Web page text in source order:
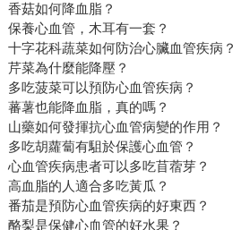
香菇如何降血脂？
保養心血管，木耳有一套？
十字花科蔬菜如何防治心臟血管疾病？
芹菜為什麼能降壓？
多吃菠菜可以預防心血管疾病？
蕃薯也能降血脂，真的嗎？
山藥如何發揮抗心血管病變的作用？
多吃胡蘿蔔有駔於保護心血管？
心血管疾病患者可以多吃苜蓿芽？
高血脂的人適合多吃黃瓜？
番茄是預防心血管疾病的好東西？
酪梨是保健心血管的好水果？